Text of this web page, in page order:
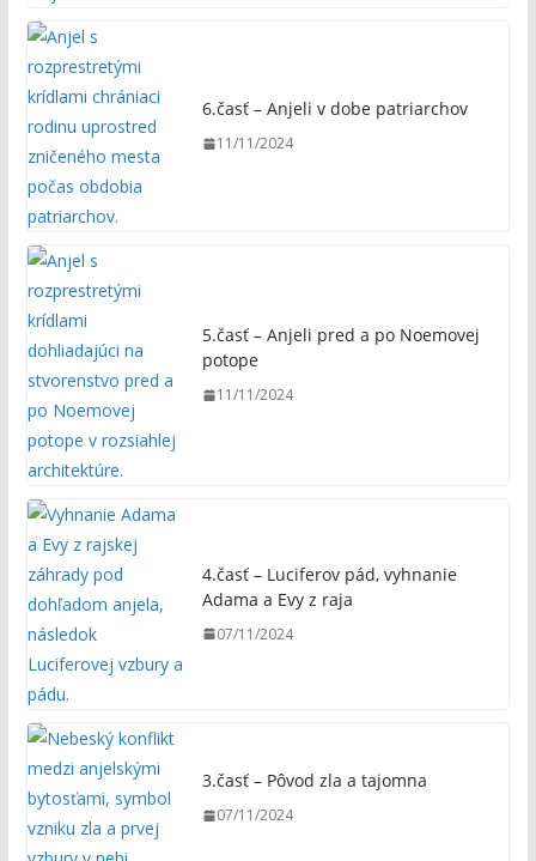
6.časť – Anjeli v dobe patriarchov
11/11/2024
5.časť – Anjeli pred a po Noemovej
potope
11/11/2024
4.časť – Luciferov pád, vyhnanie
Adama a Evy z raja
07/11/2024
3.časť – Pôvod zla a tajomna
07/11/2024